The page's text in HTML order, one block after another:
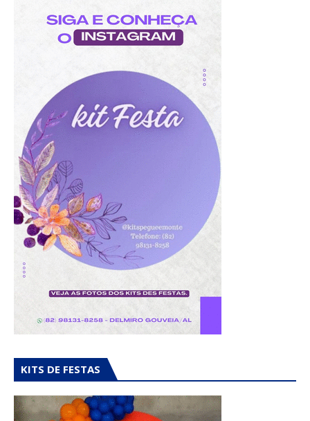
KITS DE FESTAS